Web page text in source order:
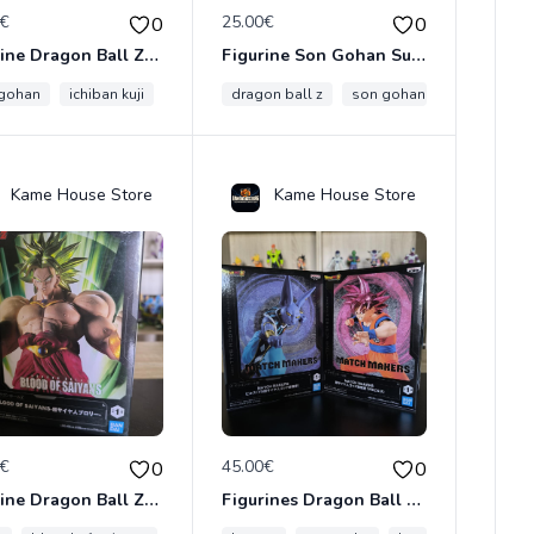
banpresto bandai namco
0
Figurine Dragon Ball Z – Son Gohan – Masterlise Plus – Ichiban Kuji VS Omnibus Amazing (Lot C) – Banpresto / Bandai Spirits – Officielle Import Japon
ichiban kuji dragon ball z banpresto bandai namco
25.00€ 0
Figurine Son Gohan Super Saiyan (Great Saiyaman Ver. II) - Clearise - Officielle Import Japon
dragon ball z son gohan
Kame House Store
0
Figurine Dragon Ball Z - Broly Super Saiyan - Blood Of Saiyans - Officielle Import Japon
Kame House Store
45.00€ 0
Figurines Dragon Ball Super – Duo Match Makers : Beerus VS Son Goku – Officielles Import Japon